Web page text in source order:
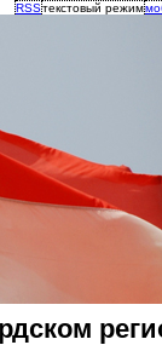
RSSтекстовый режим